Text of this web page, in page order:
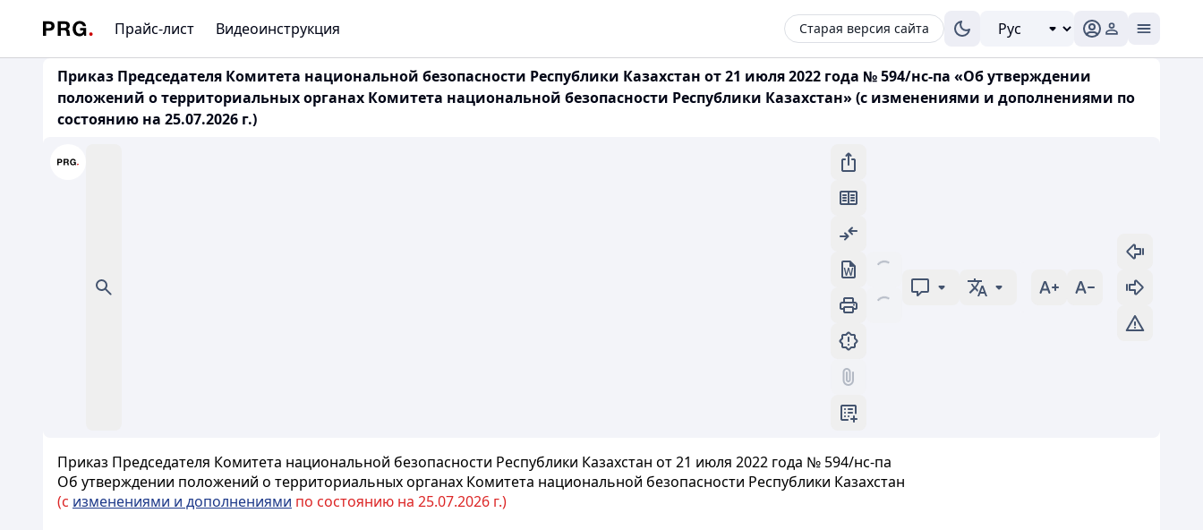
Прайс-лист Видеоинструкция Старая версия сайта
Приказ Председателя Комитета национальной безопасности Республики Казахстан от 21 июля 2022 года № 594/нс-па «Об утверждении
положений о территориальных органах Комитета национальной безопасности Республики Казахстан» (с изменениями и дополнениями по
состоянию на 25.07.2026 г.)
Приказ Председателя Комитета национальной безопасности Республики Казахстан от 21 июля 2022 года № 594/нс-па
Об утверждении положений о территориальных органах Комитета национальной безопасности Республики Казахстан
(с изменениями и дополнениями по состоянию на 25.07.2026 г.)